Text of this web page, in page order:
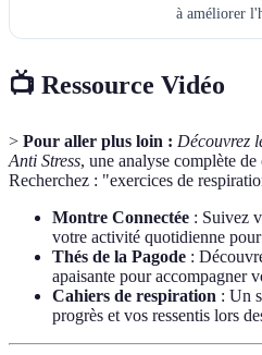
à améliorer
📺 Ressource Vidéo
> Pour aller plus loin : Découvrez
Anti Stress, une analyse complète
Recherchez : "exercices de
Montre Connectée : Suivez
votre activité quotidienne
Thés de la Pagode :
apaisante pour accompagner
Cahiers de respiration : Un
progrès et vos ressentis lors